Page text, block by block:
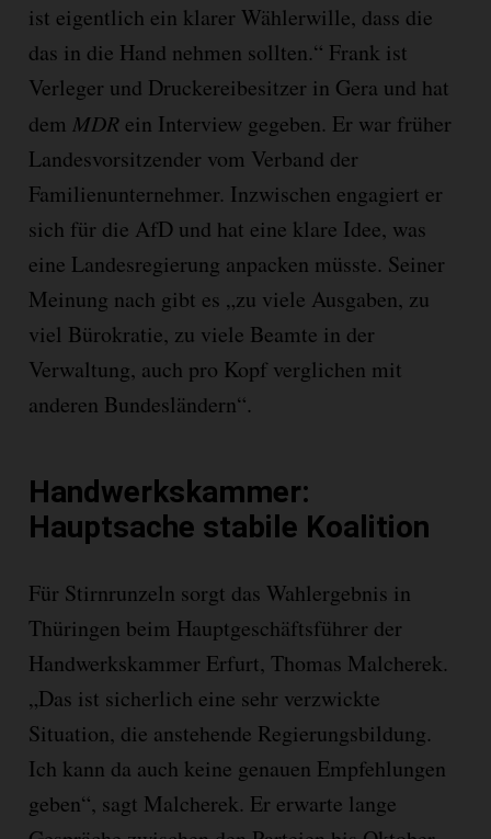
ist eigentlich ein klarer Wählerwille, dass die
das in die Hand nehmen sollten.“ Frank ist
Verleger und Druckereibesitzer in Gera und hat
dem MDR ein Interview gegeben. Er war früher
Landesvorsitzender vom Verband der
Familienunternehmer. Inzwischen engagiert er
sich für die AfD und hat eine klare Idee, was
eine Landesregierung anpacken müsste. Seiner
Meinung nach gibt es „zu viele Ausgaben, zu
viel Bürokratie, zu viele Beamte in der
Verwaltung, auch pro Kopf verglichen mit
anderen Bundesländern“.
Handwerkskammer:
Hauptsache stabile Koalition
Für Stirnrunzeln sorgt das Wahlergebnis in
Thüringen beim Hauptgeschäftsführer der
Handwerkskammer Erfurt, Thomas Malcherek.
„Das ist sicherlich eine sehr verzwickte
Situation, die anstehende Regierungsbildung.
Ich kann da auch keine genauen Empfehlungen
geben“, sagt Malcherek. Er erwarte lange